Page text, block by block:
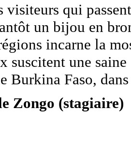
visiteurs qui
un bijou en
incarne la
suscitent une
Burkina Faso,
Zongo (stagiaire)